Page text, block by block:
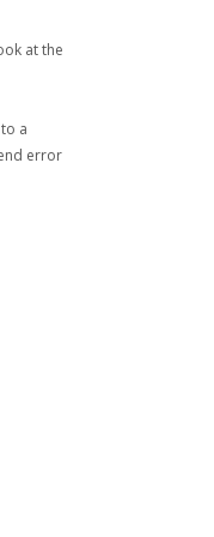
at the
a
error